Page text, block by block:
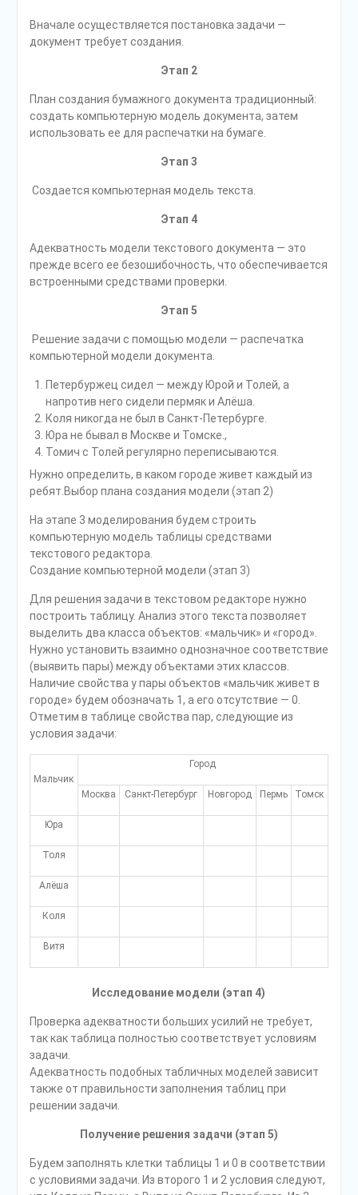
Вначале осуществляется постановка задачи —
документ требует создания.
Этап 2
План создания бумажного документа традиционный:
создать компьютерную модель документа, затем
использовать ее для распечатки на бумаге.
Этап 3
Создается компьютерная модель текста.
Этап 4
Адекватность модели текстового документа — это
прежде всего ее безошибочность, что обеспечивается
встроенными средствами проверки.
Этап 5
Решение задачи с помощью модели — распечатка
компьютерной модели документа.
Петербуржец сидел — между Юрой и Толей, а
напротив него сидели пермяк и Алёша.
Коля никогда не был в Санкт-Петербурге.
Юра не бывал в Москве и Томске.,
Томич с Толей регулярно переписываются.
Нужно определить, в каком городе живет каждый из
ребят.Выбор плана создания модели (этап 2)
На этапе 3 моделирования будем строить
компьютерную модель таблицы средствами
текстового редактора.
Создание компьютерной модели (этап 3)
Для решения задачи в текстовом редакторе нужно
построить таблицу. Анализ этого текста позволяет
выделить два класса объектов: «мальчик» и «город».
Нужно установить взаимно однозначное соответствие
(выявить пары) между объектами этих классов.
Наличие свойства у пары объектов «мальчик живет в
городе» будем обозначать 1, а его отсутствие — 0.
Отметим в таблице свойства пар, следующие из
условия задачи:
Мальчик
Город
Москва Санкт-Петербург Новгород Пермь Томск
Юра
Толя
Алёша
Коля
Витя
Исследование модели (этап 4)
Проверка адекватности больших усилий не требует,
так как таблица полностью соответствует условиям
задачи.
Адекватность подобных табличных моделей зависит
также от правильности заполнения таблиц при
решении задачи.
Получение решения задачи (этап 5)
Будем заполнять клетки таблицы 1 и 0 в соответствии
с условиями задачи. Из второго 1 и 2 условия следуют,